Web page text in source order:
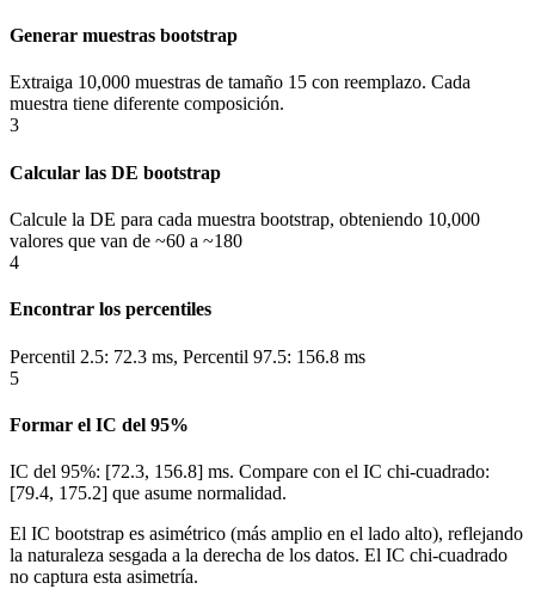
Generar muestras bootstrap
Extraiga 10,000 muestras de tamaño 15 con reemplazo. Cada
muestra tiene diferente composición.
3
Calcular las DE bootstrap
Calcule la DE para cada muestra bootstrap, obteniendo 10,000
valores que van de ~60 a ~180
4
Encontrar los percentiles
Percentil 2.5: 72.3 ms, Percentil 97.5: 156.8 ms
5
Formar el IC del 95%
IC del 95%: [72.3, 156.8] ms. Compare con el IC chi-cuadrado:
[79.4, 175.2] que asume normalidad.
El IC bootstrap es asimétrico (más amplio en el lado alto), reflejando
la naturaleza sesgada a la derecha de los datos. El IC chi-cuadrado
no captura esta asimetría.